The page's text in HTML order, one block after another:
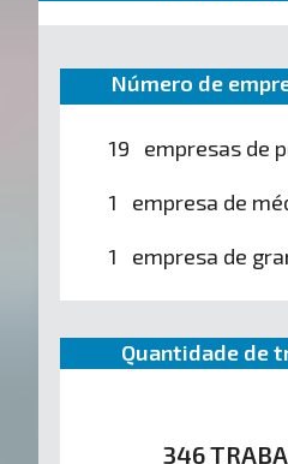
Número de
19 empresas de
1 empresa de
1 empresa de
Quantidade de
346